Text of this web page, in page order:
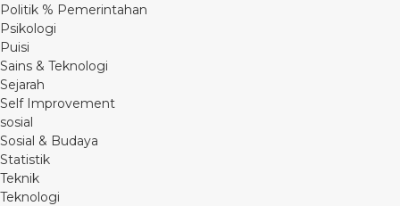
Politik % Pemerintahan
Psikologi
Puisi
Sains & Teknologi
Sejarah
Self Improvement
sosial
Sosial & Budaya
Statistik
Teknik
Teknologi